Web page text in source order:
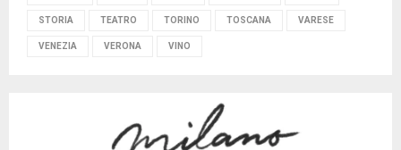
STORIA TEATRO TORINO TOSCANA VARESE
VENEZIA VERONA VINO